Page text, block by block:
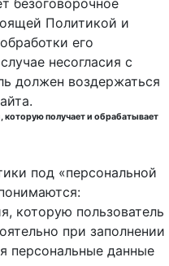
безоговорочное
Политикой и
его
несогласия с
должен воздержаться
которую получает и обрабатывает
под «персональной
которую пользователь
при заполнении
персональные данные